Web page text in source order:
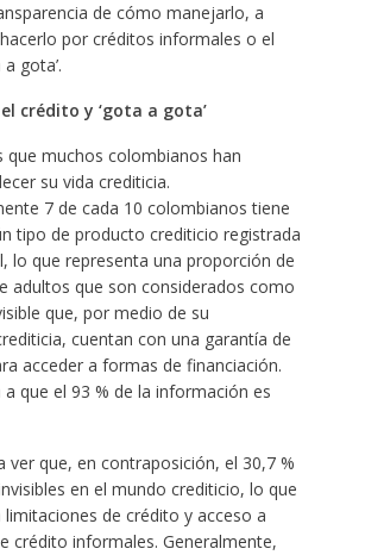
de cómo manejarlo, a
por créditos informales o el
gota’.
crédito y ‘gota a gota’
que muchos colombianos han
su vida crediticia.
7 de cada 10 colombianos tiene
tipo de producto crediticio registrada
lo que representa una proporción de
adultos que son considerados como
que, por medio de su
cuentan con una garantía de
acceder a formas de financiación.
a que el 93 % de la información es
ver que, en contraposición, el 30,7 %
en el mundo crediticio, lo que
limitaciones de crédito y acceso a
crédito informales. Generalmente,